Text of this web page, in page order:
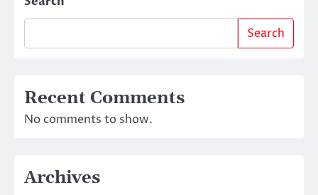
Search
Recent Comments
No comments to show.
Archives